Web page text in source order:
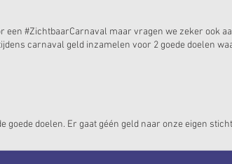
een #ZichtbaarCarnaval maar vragen we zeker ook
carnaval geld inzamelen voor 2 goede doelen
goede doelen. Er gaat géén geld naar onze eigen